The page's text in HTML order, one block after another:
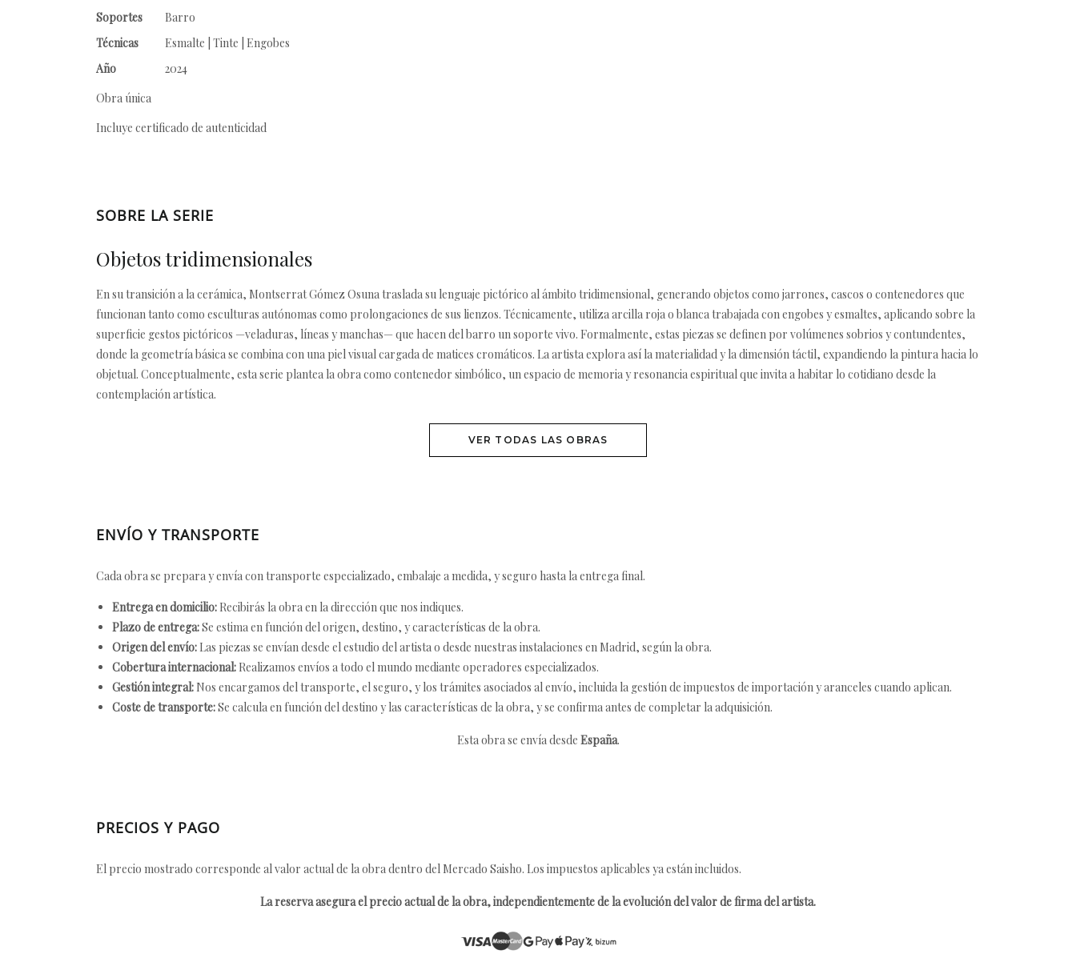
Soportes
Barro
Técnicas
Esmalte | Tinte | Engobes
Año
2024
Obra única
Incluye certificado de autenticidad
SOBRE LA SERIE
Objetos tridimensionales
En su transición a la cerámica, Montserrat Gómez Osuna traslada su lenguaje pictórico al ámbito tridimensional, generando objetos como jarrones, cascos o contenedores que
funcionan tanto como esculturas autónomas como prolongaciones de sus lienzos. Técnicamente, utiliza arcilla roja o blanca trabajada con engobes y esmaltes, aplicando sobre la
superficie gestos pictóricos —veladuras, líneas y manchas— que hacen del barro un soporte vivo. Formalmente, estas piezas se definen por volúmenes sobrios y contundentes,
donde la geometría básica se combina con una piel visual cargada de matices cromáticos. La artista explora así la materialidad y la dimensión táctil, expandiendo la pintura hacia lo
objetual. Conceptualmente, esta serie plantea la obra como contenedor simbólico, un espacio de memoria y resonancia espiritual que invita a habitar lo cotidiano desde la
contemplación artística.
VER TODAS LAS OBRAS
ENVÍO Y TRANSPORTE
Cada obra se prepara y envía con transporte especializado, embalaje a medida, y seguro hasta la entrega final.
Entrega en domicilio: Recibirás la obra en la dirección que nos indiques.
Plazo de entrega:Se estima en función del origen, destino, y características de la obra.
Origen del envío: Las piezas se envían desde el estudio del artista o desde nuestras instalaciones en Madrid, según la obra.
Cobertura internacional: Realizamos envíos a todo el mundo mediante operadores especializados.
Gestión integral: Nos encargamos del transporte, el seguro, y los trámites asociados al envío, incluida la gestión de impuestos de importación y aranceles cuando aplican.
Coste de transporte:Se calcula en función del destino y las características de la obra, y se confirma antes de completar la adquisición.
Esta obra se envía desde España.
PRECIOS Y PAGO
El precio mostrado corresponde al valor actual de la obra dentro del Mercado Saisho. Los impuestos aplicables ya están incluidos.
La reserva asegura el precio actual de la obra, independientemente de la evolución del valor de firma del artista.